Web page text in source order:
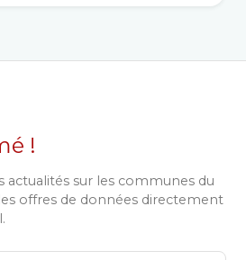
!
actualités sur les communes du
offres de données directement